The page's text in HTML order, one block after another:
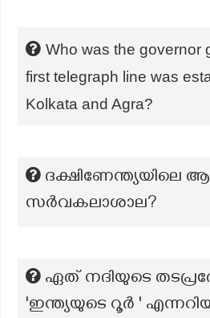
Who was the governor
first telegraph line was
Kolkata and Agra?
ദക്ഷിണേന്ത്യയിലെ
സർവകലാശാല?
ഏത് നദിയുടെ
'ഇന്ത്യയുടെ റൂർ '